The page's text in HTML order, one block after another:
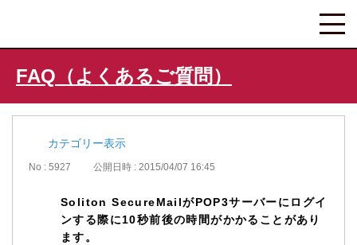
FAQ（よくあるご質問）
カテゴリー表示
No : 5927 公開日時 : 2015/04/07 16:45
Soliton SecureMailがPOP3サーバーにログイ
ンする際に10秒前後の時間がかかることがあり
ます。